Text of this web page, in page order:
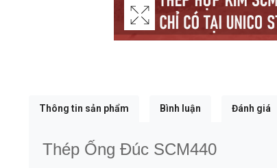
Thông tin sản phẩm Bình luận Đánh giá
Thép Ống Đúc SCM440